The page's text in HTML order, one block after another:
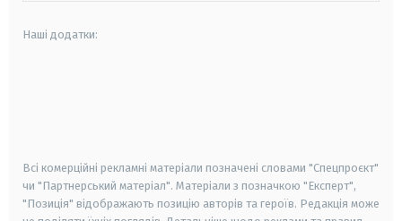
Наші додатки:
Всі комерційні рекламні матеріали позначені словами "Спецпроєкт"
чи "Партнерський матеріал". Матеріали з позначкою "Експерт",
"Позиція" відображають позицію авторів та героїв. Редакція може